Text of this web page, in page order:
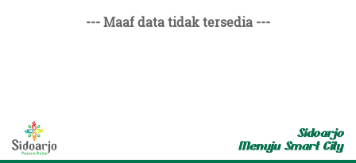
--- Maaf data tidak tersedia ---